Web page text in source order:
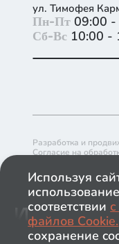
ул. Тимофея
Пн-Пт 09:00 -
Сб-Вс 10:00 -
Разработка и
Согласие на
Политика
Политика
Обращаем ваше
исключительно
условиях
размещённые на
Застройщик имеет
ООО "ЛОТ
Используя
соответствии
файлов Сookie.
сохранение